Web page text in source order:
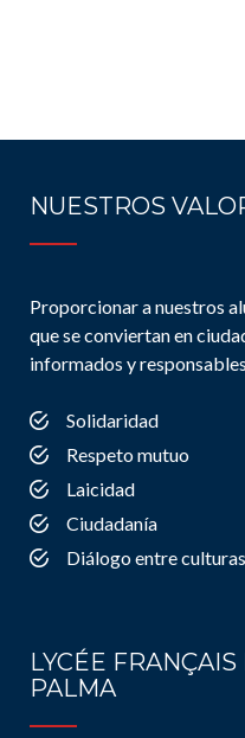
NUESTROS
Proporcionar a nuestros
que se conviertan en
informados y responsables
Solidaridad
Respeto mutuo
Laicidad
Ciudadanía
Diálogo entre culturas
LYCÉE
PALMA